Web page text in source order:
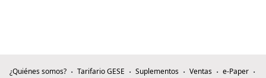
¿Quiénes somos? Tarifario GESE Suplementos Ventas
e-Paper